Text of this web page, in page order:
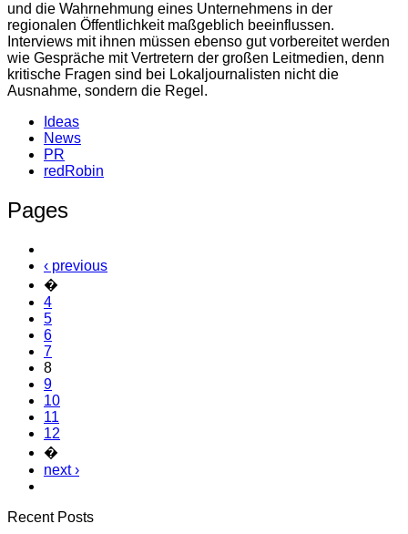
und die Wahrnehmung eines Unternehmens in der
regionalen Öffentlichkeit maßgeblich beeinflussen.
Interviews mit ihnen müssen ebenso gut vorbereitet werden
wie Gespräche mit Vertretern der großen Leitmedien, denn
kritische Fragen sind bei Lokaljournalisten nicht die
Ausnahme, sondern die Regel.
Ideas
News
PR
redRobin
Pages
‹ previous
�
4
5
6
7
8
9
10
11
12
�
next ›
Recent Posts